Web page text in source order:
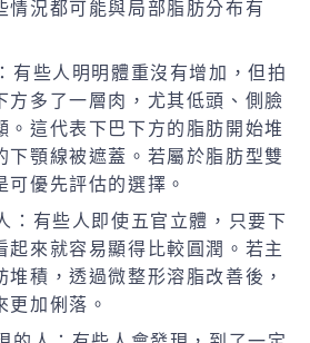
情況都可能與局部脂肪分布有
有些人明明體重沒有增加，但拍
方多了一層肉，尤其低頭、側臉
。這代表下巴下方的脂肪開始堆
下顎線被遮蓋。若屬於脂肪型雙
優先評估的選擇。
：有些人即使五官立體，只要下
起來就容易顯得比較圓潤。若主
積，透過微整形溶脂改善後，
更加俐落。